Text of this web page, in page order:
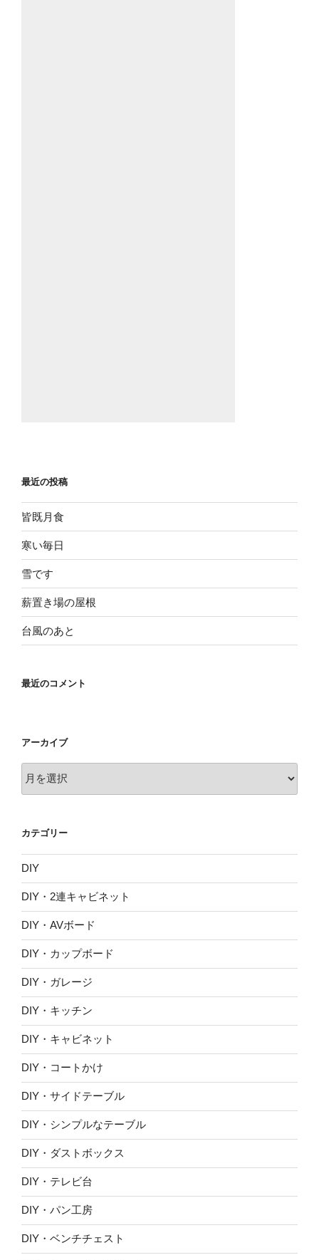
最近の投稿
皆既月食
寒い毎日
雪です
薪置き場の屋根
台風のあと
最近のコメント
アーカイブ
ー
ブ
カテゴリー
DIY
DIY・2連キャビネット
DIY・AVボード
DIY・カップボード
DIY・ガレージ
DIY・キッチン
DIY・キャビネット
DIY・コートかけ
DIY・サイドテーブル
DIY・シンプルなテーブル
DIY・ダストボックス
DIY・テレビ台
DIY・パン工房
DIY・ベンチチェスト